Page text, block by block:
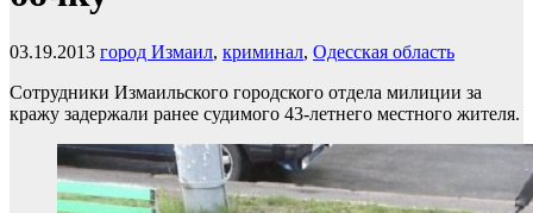
03.19.2013 город Измаил, криминал, Одесская область
Сотрудники Измаильского городского отдела милиции за
кражу задержали ранее судимого 43-летнего местного жителя.